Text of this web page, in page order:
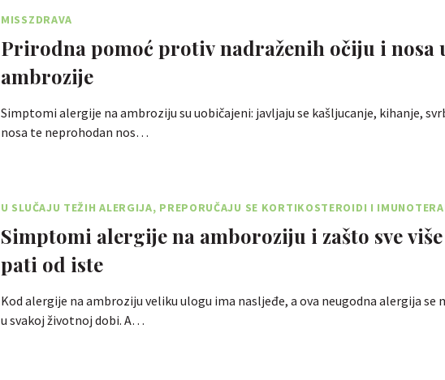
MISSZDRAVA
Prirodna pomoć protiv nadraženih očiju i nosa
ambrozije
Simptomi alergije na ambroziju su uobičajeni: javljaju se kašljucanje, kihanje,
nosa te neprohodan nos…
U SLUČAJU TEŽIH ALERGIJA, PREPORUČAJU SE KORTIKOSTEROIDI I
Simptomi alergije na amboroziju i zašto sve
pati od iste
Kod alergije na ambroziju veliku ulogu ima nasljeđe, a ova neugodna alergija se
u svakoj životnoj dobi. A…